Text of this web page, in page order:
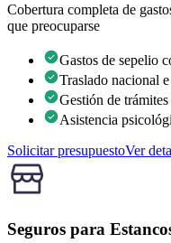
Cobertura completa de
que preocuparse
Gastos de sepelio
Traslado nacional
Gestión de trámites
Asistencia
Solicitar presupuestoVer
Seguros para